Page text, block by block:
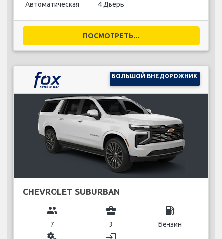
Автоматическая 4 Дверь
ПОСМОТРЕТЬ...
БОЛЬШОЙ ВНЕДОРОЖНИК
CHEVROLET SUBURBAN
group
7
business_center
3
local_gas_station
Бензин